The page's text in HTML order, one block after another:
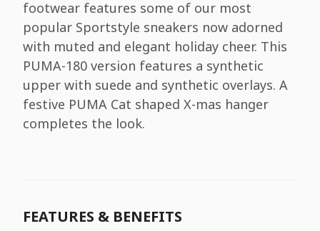
footwear features some of our most
popular Sportstyle sneakers now adorned
with muted and elegant holiday cheer. This
PUMA-180 version features a synthetic
upper with suede and synthetic overlays. A
festive PUMA Cat shaped X-mas hanger
completes the look.
FEATURES & BENEFITS